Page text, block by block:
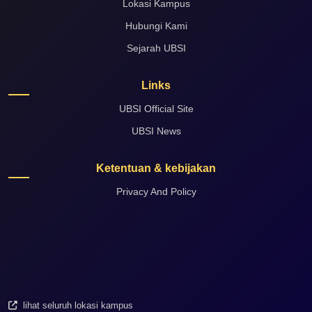
Lokasi Kampus
Hubungi Kami
Sejarah UBSI
Links
UBSI Official Site
UBSI News
Ketentuan & kebijakan
Privacy And Policy
lihat seluruh lokasi kampus